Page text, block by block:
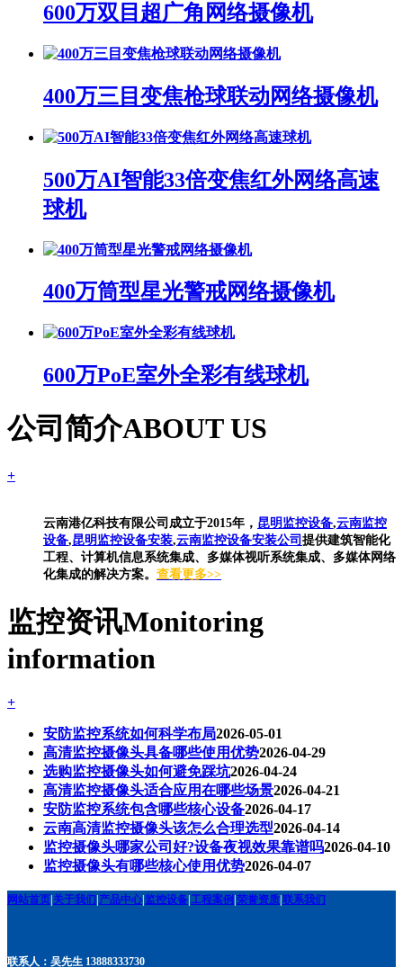
600万双目超广角网络摄像机
400万三目变焦枪球联动网络摄像机
500万AI智能33倍变焦红外网络高速
球机
400万筒型星光警戒网络摄像机
600万PoE室外全彩有线球机
公司简介ABOUT US
+
云南港亿科技有限公司成立于2015年， 昆明监控设备,云南监控
设备,昆明监控设备安装,云南监控设备安装公司 提供建筑智能化
工程、计算机信息系统集成、多媒体视听系统集成、多媒体网络
化集成的解决方案。 查看更多>>
监控资讯Monitoring
information
+
安防监控系统如何科学布局2026-05-01
高清监控摄像头具备哪些使用优势2026-04-29
选购监控摄像头如何避免踩坑2026-04-24
高清监控摄像头适合应用在哪些场景2026-04-21
安防监控系统包含哪些核心设备2026-04-17
云南高清监控摄像头该怎么合理选型2026-04-14
监控摄像头哪家公司好?设备夜视效果靠谱吗2026-04-10
监控摄像头有哪些核心使用优势2026-04-07
网站首页 关于我们 产品中心 监控设备 工程案例 荣誉资质 联系我们
联系人：吴先生 13888333730